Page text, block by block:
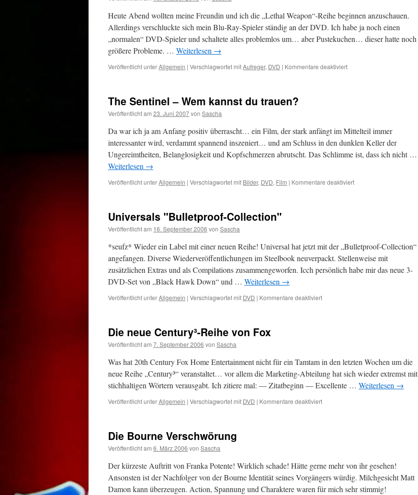
Heute Abend wollten meine Freundin und ich die „Lethal Weapon“-Reihe beginnen anzuschauen.
Allerdings verschluckte sich mein Blu-Ray-Spieler ständig an der DVD. Ich habe ja noch einen
„normalen“ DVD-Spieler und schaltete alles problemlos um… aber Pustekuchen… dieser hatte noch
größere Probleme. … Weiterlesen →
Veröffentlicht unterAllgemein | Verschlagwortet mitAufreger, DVD | Kommentare deaktiviertfür
The Sentinel – Wem kannst du trauen?
Veröffentlicht am 23. Juni 2007von Sascha
Da war ich ja am Anfang positiv überrascht… ein Film, der stark anfängt im Mittelteil immer
interessanter wird, verdammt spannend inszeniert… und am Schluss in den dunklen Keller der
Ungereimtheiten, Belanglosigkeit und Kopfschmerzen abrutscht. Das Schlimme ist, dass ich nicht …
Weiterlesen →
Veröffentlicht unterAllgemein | Verschlagwortet mit Bilder, DVD, Film | Kommentare deaktiviertfür
trauen?
Universals "Bulletproof-Collection"
Veröffentlicht am 16. September 2006 von Sascha
*seufz* Wieder ein Label mit einer neuen Reihe! Universal hat jetzt mit der „Bulletproof-Collection“
angefangen. Diverse Wiederveröffentlichungen im Steelbook neuverpackt. Stellenweise mit
zusätzlichen Extras und als Compilations zusammengeworfen. Icch persönlich habe mir das neue 3-
DVD-Set von „Black Hawk Down“ und … Weiterlesen →
Veröffentlicht unterAllgemein | Verschlagwortet mit DVD | Kommentare deaktiviertfür
Die neue Century³-Reihe von Fox
Veröffentlicht am 7. September 2006 von Sascha
Was hat 20th Century Fox Home Entertainment nicht für ein Tamtam in den letzten Wochen um die
neue Reihe „Century³“ veranstaltet… vor allem die Marketing-Abteilung hat sich wieder extremst mit
stichhaltigen Wörtern verausgabt. Ich zitiere mal: — Zitatbeginn — Excellente … Weiterlesen →
Veröffentlicht unterAllgemein | Verschlagwortet mit DVD | Kommentare deaktiviertfür
Die Bourne Verschwörung
Veröffentlicht am 6. März 2006 von Sascha
Der kürzeste Auftritt von Franka Potente! Wirklich schade! Hätte gerne mehr von ihr gesehen!
Ansonsten ist der Nachfolger von der Bourne Identität seines Vorgängers würdig. Milchgesicht Matt
Damon kann überzeugen. Action, Spannung und Charaktere waren für mich sehr stimmig!